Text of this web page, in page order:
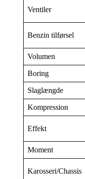
Ventiler
Benzin tilførsel
Volumen
Boring
Slaglængde
Kompression
Effekt
Moment
Karosseri/Chassis